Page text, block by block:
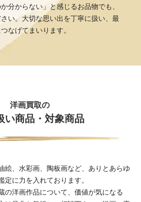
分からない」と感じるお品物でも、
い。大切な思い出を丁寧に扱い、最
なげてまいります。
洋画買取の
い商品・対象商品
絵、水彩画、陶板画など、ありとあらゆ
に力を入れております。
の洋画作品について、価値が気になる